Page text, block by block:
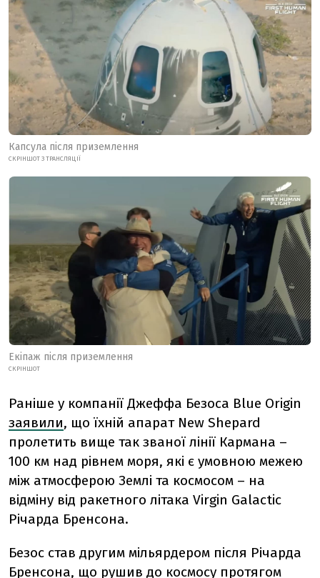
Капсула після приземлення
СКРІНШОТ З ТРАНСЛЯЦІЇ
Екіпаж після приземлення
СКРІНШОТ
Раніше у компанії Джеффа Безоса Blue Origin
заявили, що їхній апарат New Shepard
пролетить вище так званої лінії Кармана –
100 км над рівнем моря, які є умовною межею
між атмосферою Землі та космосом – на
відміну від ракетного літака Virgin Galactic
Річарда Бренсона.
Безос став другим мільярдером після Річарда
Бренсона, що рушив до космосу протягом